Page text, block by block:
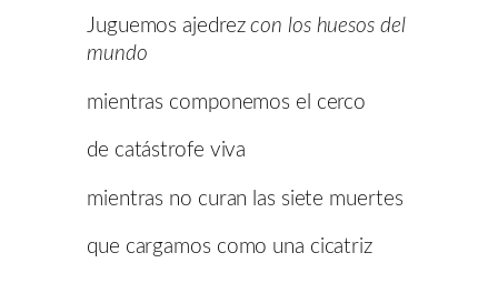
Juguemos ajedrezcon los huesos del
mundo
mientras componemos el cerco
de catástrofe viva
mientras no curan las siete muertes
que cargamos como una cicatriz